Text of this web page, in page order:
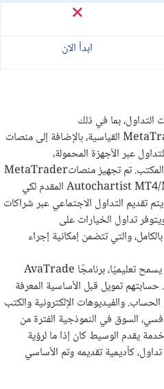
ابدأ الان
بما في ذلك
القياسية، بالإضافة إلى منصات
عبر الأجهزة المحمولة،
تم تجهيز منصاتMetaTrader
Autochartistالمقدم لكي
تقديم التداول الاجتماعي عبر شراكات
تداول الخيارات على
بالكامل، والتي تتضمن إمكانية إجراء
برنامجًاتعليميًا،يسمح
المعرفة الأساسية قبل تمويلحسابتهم.
والكتبالإلكترونية والفيديوهات.الحساب
منالفترة النموذجية في السوق
لرؤيةماإذا كانالوسيط يقدمخدمة
الأساسي وتمتقديمهكأديميةتداول،